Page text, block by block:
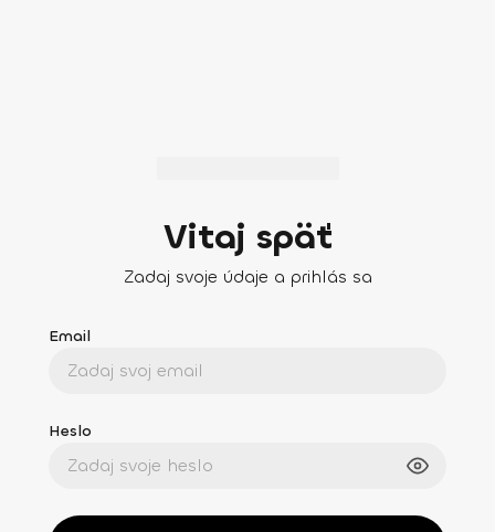
Vitaj späť
Zadaj svoje údaje a prihlás sa
Email
Heslo